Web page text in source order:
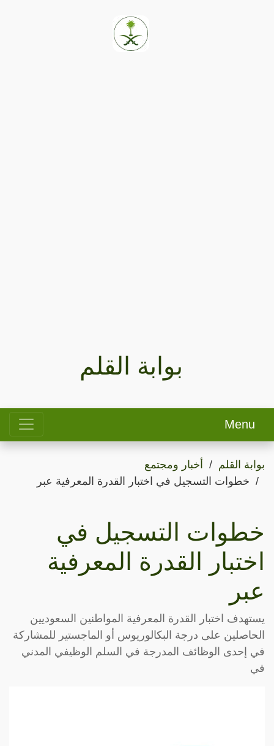
بوابة القلم
Menu
بوابة القلم
أخبار ومجتمع
خطوات التسجيل في اختبار القدرة المعرفية عبر
خطوات التسجيل في
اختبار القدرة المعرفية
عبر
يستهدف اختبار القدرة المعرفية المواطنين السعوديين
الحاصلين على درجة البكالوريوس أو الماجستير للمشاركة
في إحدى الوظائف المدرجة في السلم الوظيفي المدني
في